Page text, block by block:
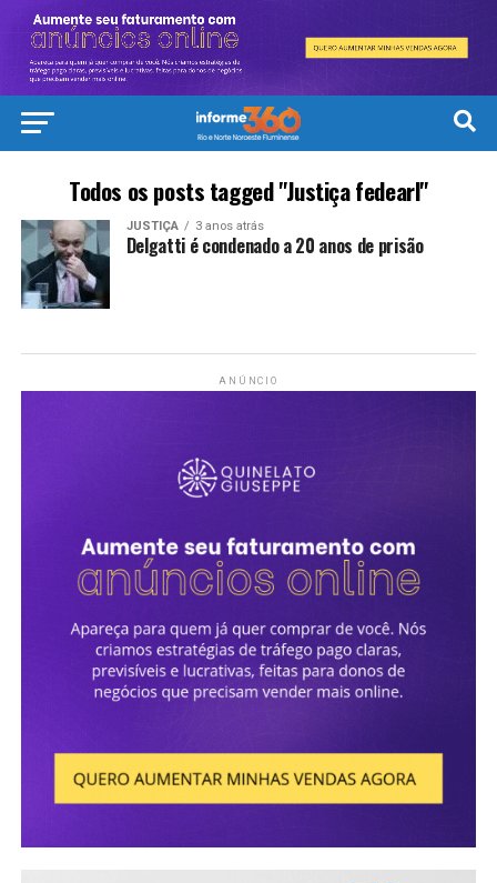
Todos os posts tagged "Justiça fedearl"
JUSTIÇA 3 anos atrás
Delgatti é condenado a 20 anos de prisão
ANÚNCIO